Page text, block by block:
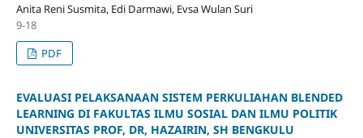
Anita Reni Susmita, Edi Darmawi, Evsa Wulan Suri
9-18
PDF
EVALUASI PELAKSANAAN SISTEM PERKULIAHAN BLENDED
LEARNING DI FAKULTAS ILMU SOSIAL DAN ILMU POLITIK
UNIVERSITAS PROF, DR, HAZAIRIN, SH BENGKULU